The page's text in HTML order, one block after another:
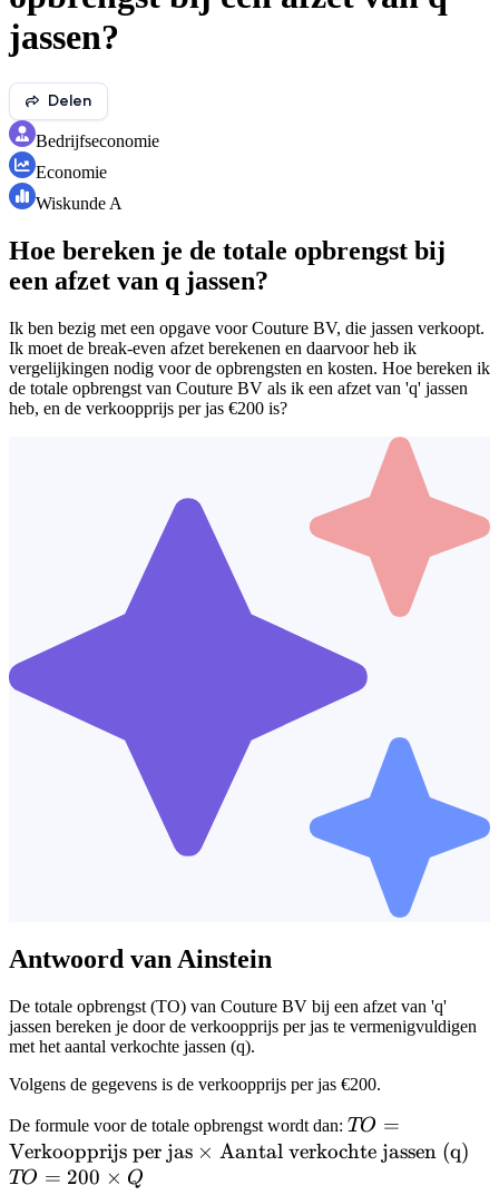
jassen?
Delen
Bedrijfseconomie
Economie
Wiskunde A
Hoe bereken je de totale opbrengst bij
een afzet van q jassen?
Ik ben bezig met een opgave voor Couture BV, die jassen verkoopt.
Ik moet de break-even afzet berekenen en daarvoor heb ik
vergelijkingen nodig voor de opbrengsten en kosten. Hoe bereken ik
de totale opbrengst van Couture BV als ik een afzet van 'q' jassen
heb, en de verkoopprijs per jas €200 is?
Antwoord van Ainstein
De totale opbrengst (TO) van Couture BV bij een afzet van 'q'
jassen bereken je door de verkoopprijs per jas te vermenigvuldigen
met het aantal verkochte jassen (q).
Volgens de gegevens is de verkoopprijs per jas €200.
De formule voor de totale opbrengst wordt dan: TO =
TO =
Verkoopprijs per jas × Aantal verkochte jassen (q)
TO = 200 × Q